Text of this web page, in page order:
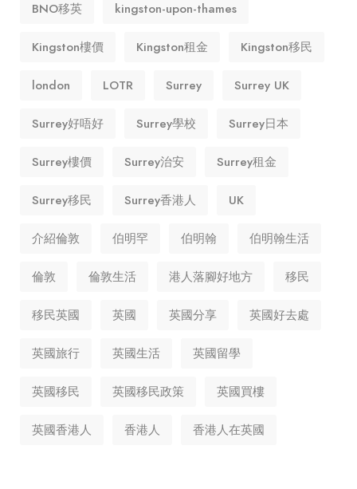
BNO移英 kingston-upon-thames
Kingston樓價 Kingston租金 Kingston移民
london LOTR Surrey Surrey UK
Surrey好唔好 Surrey學校 Surrey日本
Surrey樓價 Surrey治安 Surrey租金
Surrey移民 Surrey香港人 UK
介紹倫敦 伯明罕 伯明翰 伯明翰生活
倫敦 倫敦生活 港人落腳好地方 移民
移民英國 英國 英國分享 英國好去處
英國旅行 英國生活 英國留學
英國移民 英國移民政策 英國買樓
英國香港人 香港人 香港人在英國